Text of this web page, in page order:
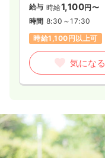
給与 時給1,100円〜
時間 8:30～17:30
時給1,100円以上可
気になる